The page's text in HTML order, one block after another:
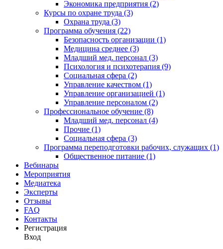
Экономика предприятия (2)
Курсы по охране труда (3)
Охрана труда (3)
Программа обучения (22)
Безопасность организации (1)
Медицина среднее (3)
Младший мед. персонал (3)
Психология и психотерапия (9)
Социальная сфера (2)
Управление качеством (1)
Управление организацией (1)
Управление персоналом (2)
Профессиональное обучение (8)
Младший мед. персонал (4)
Прочие (1)
Социальная сфера (3)
Программа переподготовки рабочих, служащих (1)
Общественное питание (1)
Вебинары
Мероприятия
Медиатека
Эксперты
Отзывы
FAQ
Контакты
Регистрация
Вход